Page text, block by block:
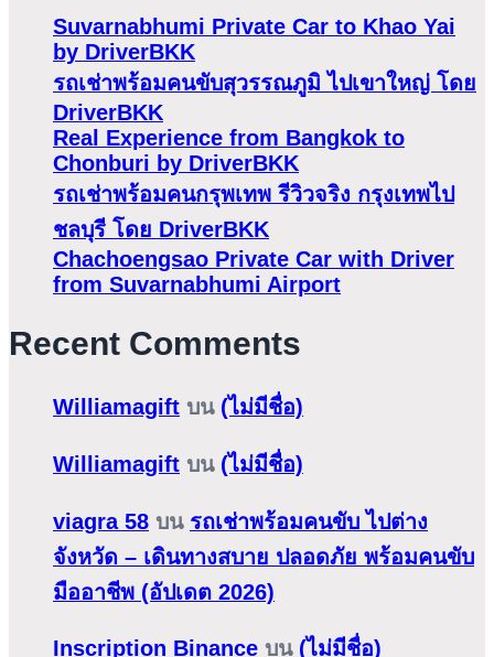
Suvarnabhumi Private Car to Khao Yai
by DriverBKK
รถเช่าพร้อมคนขับสุวรรณภูมิ ไปเขาใหญ่ โดย
DriverBKK
Real Experience from Bangkok to
Chonburi by DriverBKK
รถเช่าพร้อมคนกรุพเทพ รีวิวจริง กรุงเทพไป
ชลบุรี โดย DriverBKK
Chachoengsao Private Car with Driver
from Suvarnabhumi Airport
Recent Comments
Williamagift บน (ไม่มีชื่อ)
Williamagift บน (ไม่มีชื่อ)
viagra 58 บน รถเช่าพร้อมคนขับ ไปต่าง
จังหวัด – เดินทางสบาย ปลอดภัย พร้อมคนขับ
มืออาชีพ (อัปเดต 2026)
Inscription Binance บน (ไม่มีชื่อ)